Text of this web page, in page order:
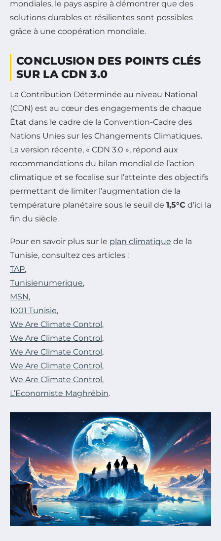
mondiales, le pays aspire à démontrer que des
solutions durables et résilientes sont possibles
grâce à une coopération mondiale.
CONCLUSION DES POINTS CLÉS
SUR LA CDN 3.0
La Contribution Déterminée au niveau National
(CDN) est au cœur des engagements de chaque
État dans le cadre de la Convention-Cadre des
Nations Unies sur les Changements Climatiques.
La version récente, « CDN 3.0 », répond aux
recommandations du bilan mondial de l’action
climatique et se focalise sur l’atteinte des objectifs
permettant de limiter l’augmentation de la
température planétaire sous le seuil de 1,5°C d’ici la
fin du siècle.
Pour en savoir plus sur le plan climatique de la
Tunisie, consultez ces articles :
TAP,
Tunisienumerique,
MSN,
1001 Tunisie,
We Are Climate Control,
We Are Climate Control,
We Are Climate Control,
We Are Climate Control,
We Are Climate Control,
L’Economiste Maghrébin.